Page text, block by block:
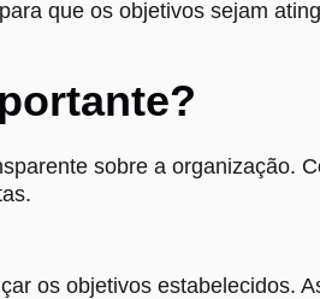
que os objetivos sejam
sobre a organização.
os objetivos estabelecidos.